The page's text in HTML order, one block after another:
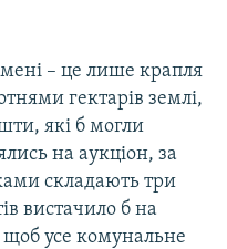
– це лише крапля
гектарів землі,
які б могли
на аукціон, за
складають три
вистачило б на
щоб усе комунальне